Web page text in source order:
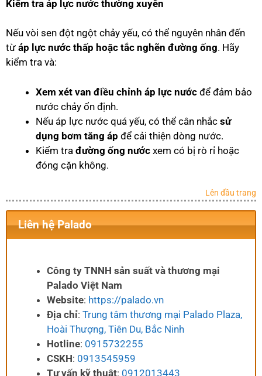
Kiểm tra áp lực nước thường xuyên
Nếu vòi sen đột ngột chảy yếu, có thể nguyên nhân đến
từ áp lực nước thấp hoặc tắc nghẽn đường ống. Hãy
kiểm tra và:
Xem xét van điều chỉnh áp lực nước để đảm bảo
nước chảy ổn định.
Nếu áp lực nước quá yếu, có thể cân nhắc sử
dụng bơm tăng áp để cải thiện dòng nước.
Kiểm tra đường ống nước xem có bị rò rỉ hoặc
đóng cặn không.
Lên đầu trang
Liên hệ Palado
Công ty TNNH sản suất và thương mại
Palado Việt Nam
Website: https://palado.vn
Địa chỉ: Trung tâm thương mại Palado Plaza,
Hoài Thượng, Tiên Du, Bắc Ninh
Hotline: 0915732255
CSKH: 0913545959
Tư vấn kỹ thuật: 0912013443